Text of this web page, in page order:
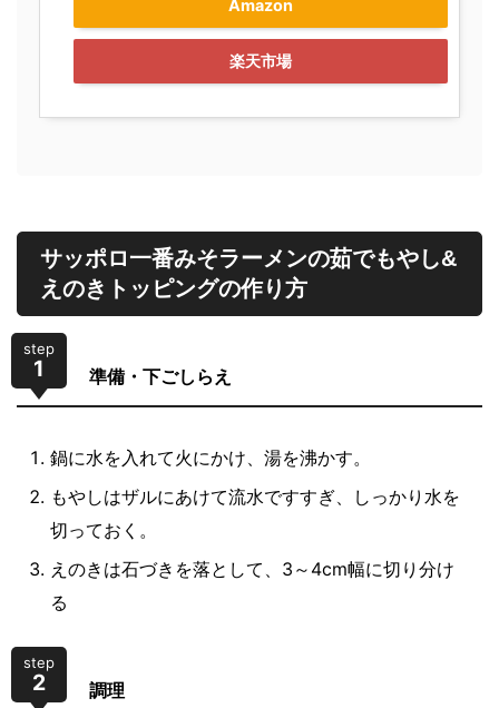
Amazon
楽天市場
サッポロ一番みそラーメンの茹でもやし&
えのきトッピングの作り方
step
1 準備・下ごしらえ
鍋に水を入れて火にかけ、湯を沸かす。
もやしはザルにあけて流水ですすぎ、しっかり水を
切っておく。
えのきは石づきを落として、3～4cm幅に切り分け
る
step
2 調理